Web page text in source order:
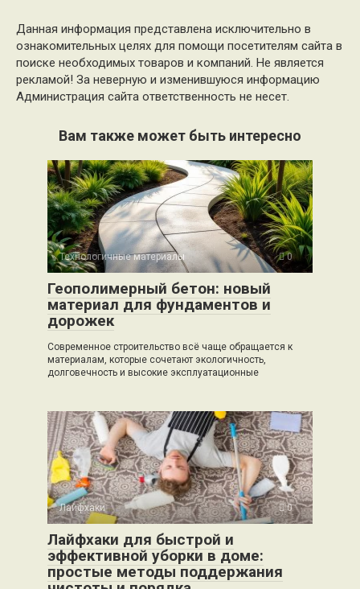
Данная информация представлена исключительно в
ознакомительных целях для помощи посетителям сайта в
поиске необходимых товаров и компаний. Не является
рекламой! За неверную и изменившуюся информацию
Администрация сайта ответственность не несет.
Вам также может быть интересно
Технологичные материалы 0
Геополимерный бетон: новый
материал для фундаментов и
дорожек
Современное строительство всё чаще обращается к
материалам, которые сочетают экологичность,
долговечность и высокие эксплуатационные
Лайфхаки 0
Лайфхаки для быстрой и
эффективной уборки в доме:
простые методы поддержания